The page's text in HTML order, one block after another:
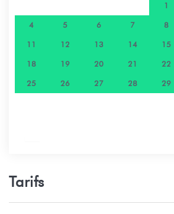
1
4 5 6 7 8
11 12 13 14 15
18 19 20 21 22
25 26 27 28 29
Tarifs